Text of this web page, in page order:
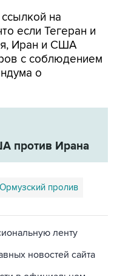
на
если Тегеран и
Иран и США
с соблюдением
о
против Ирана
Ормузский пролив
ленту
новостей сайта